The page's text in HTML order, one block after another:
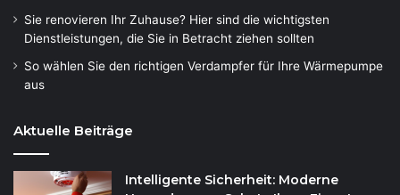
Sie renovieren Ihr Zuhause? Hier sind die wichtigsten
Dienstleistungen, die Sie in Betracht ziehen sollten
So wählen Sie den richtigen Verdampfer für Ihre Wärmepumpe
aus
Aktuelle Beiträge
Intelligente Sicherheit: Moderne